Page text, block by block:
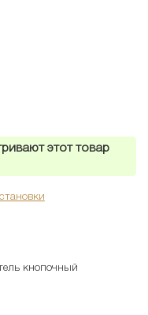
этот товар
кнопочный